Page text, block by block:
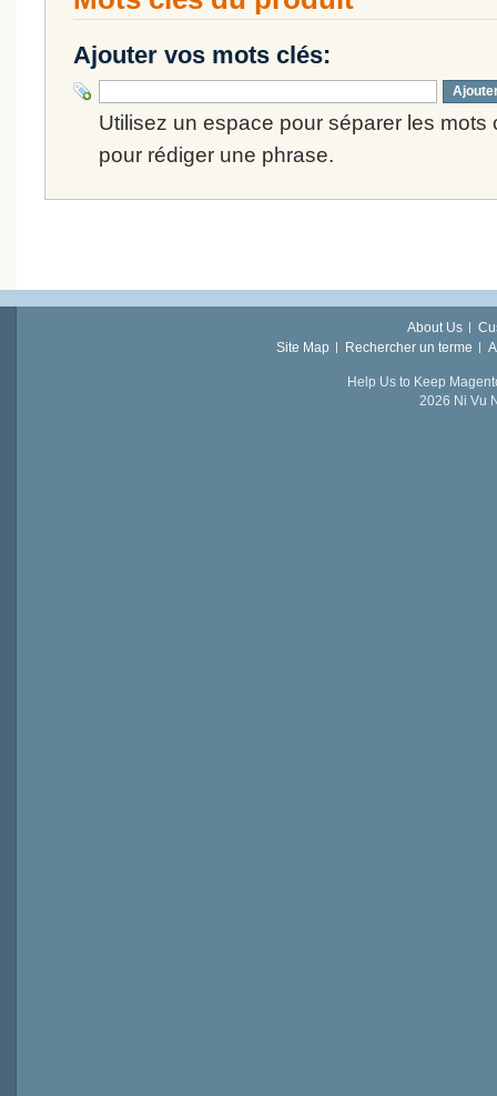
Ajouter vos mots clés:
Utilisez un espace pour séparer les mots
pour rédiger une phrase.
About Us
Site Map
Rechercher un terme
Help Us to Keep
2026 Ni Vu